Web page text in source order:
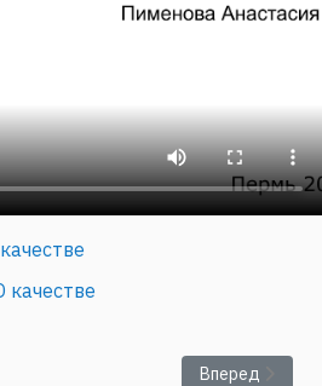
качестве
А.А.: "Процессы массопереноса и
Следующий:
Вперед